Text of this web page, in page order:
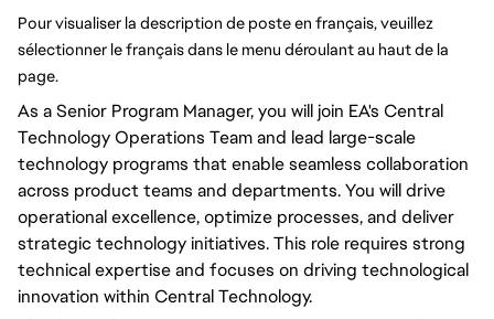
Pour visualiser la description de poste en français, veuillez
sélectionner le français dans le menu déroulant au haut de la
page.
As a Senior Program Manager,you willjoin EA's Central
Technology Operations Team and lead large-scale
technology programs that enableseamless collaboration
across product teams and departments.You willdrive
operational excellence,optimize processes, and deliver
strategic technologyinitiatives.This role requires strong
technical expertise and focuses on driving technological
innovation within Central Technology.